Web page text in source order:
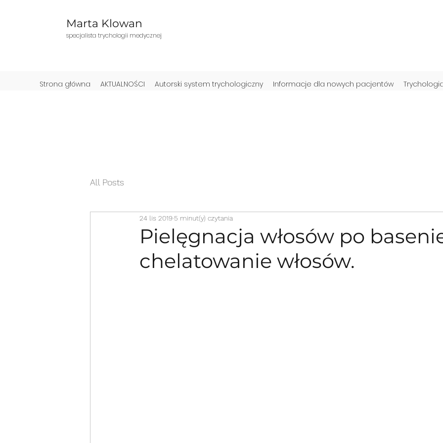
Marta Klowan
specjalista trychologii medycznej
Strona główna AKTUALNOŚCI Autorski system trychologiczny Informacje dla nowych pacjentów
All Posts
Pielęgnacja włosów po
chelatowanie włosów.
24 lis 2019 5 minut(y) czytania